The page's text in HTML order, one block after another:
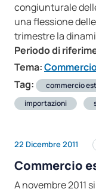
congiunturale
una flessione
trimestre la
Periodo di
Tema:
Tag:
commercio
importazioni
22 Dicembre 2011
Commercio
A novembre 2011